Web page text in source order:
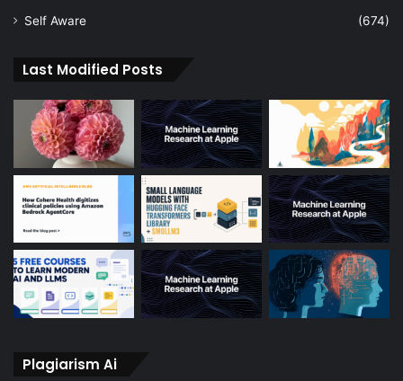
Self Aware
(674)
Last Modified Posts
Plagiarism Ai